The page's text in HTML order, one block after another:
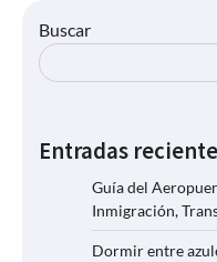
Buscar
Entradas
Guía del
Inmigración,
Dormir entre